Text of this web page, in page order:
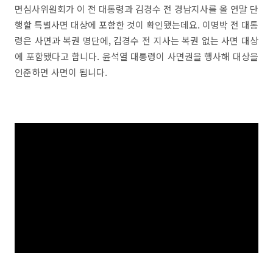
면심사위원회가 이 전 대통령과 김경수 전 경남지사를 올 연말 단
행할 특별사면 대상에 포함한 것이 확인됐는데요. 이명박 전 대통
령은 사면과 복권 명단에, 김경수 전 지사는 복권 없는 사면 대상
에 포함됐다고 합니다. 윤석열 대통령이 사면권을 행사해 대상을
인준하면 사면이 됩니다.